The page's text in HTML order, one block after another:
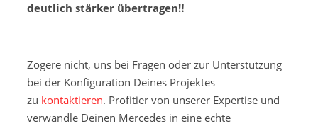
deutlich stärker übertragen‼️
Zögere nicht, uns bei Fragen oder zur Unterstützung
bei der Konfiguration Deines Projektes
zu kontaktieren. Profitier von unserer Expertise und
verwandle Deinen Mercedes in eine echte